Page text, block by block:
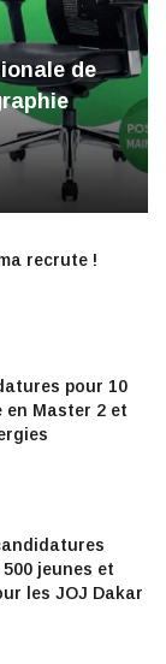
de
recrute !
pour 10
en Master 2 et
jeunes et
les JOJ Dakar